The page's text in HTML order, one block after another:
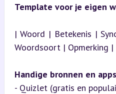
Template voor je eigen
| Woord | Betekenis |
Woordsoort | Opmerking |
Handige bronnen en
- Quizlet (gratis en